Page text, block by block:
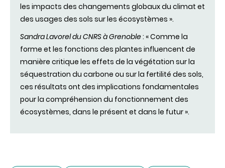
les impacts des changements globaux du climat et
des usages des sols sur les écosystèmes ».
Sandra Lavorel du CNRS à Grenoble: « Comme la
forme et les fonctions des plantes influencent de
manière critique les effets de la végétation sur la
séquestration du carbone ou sur la fertilité des sols,
ces résultats ont des implications fondamentales
pour la compréhension du fonctionnement des
écosystèmes, dans le présent et dans le futur ».